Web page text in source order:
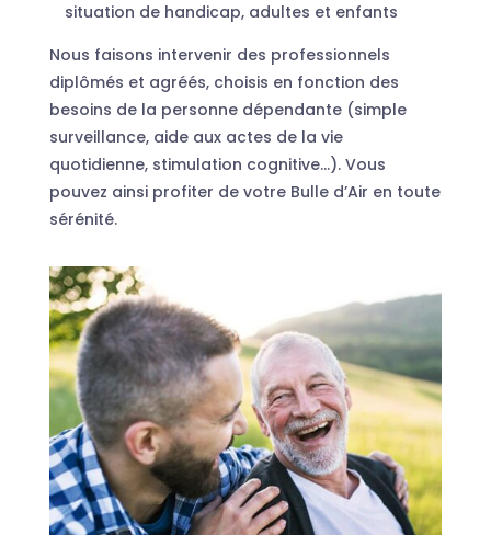
situation de handicap, adultes et enfants
Nous faisons intervenir des professionnels
diplômés et agréés, choisis en fonction des
besoins de la personne dépendante (simple
surveillance, aide aux actes de la vie
quotidienne, stimulation cognitive…). Vous
pouvez ainsi profiter de votre Bulle d’Air en toute
sérénité.